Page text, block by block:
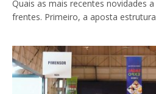
Quais as mais recentes novidades
frentes. Primeiro, a aposta